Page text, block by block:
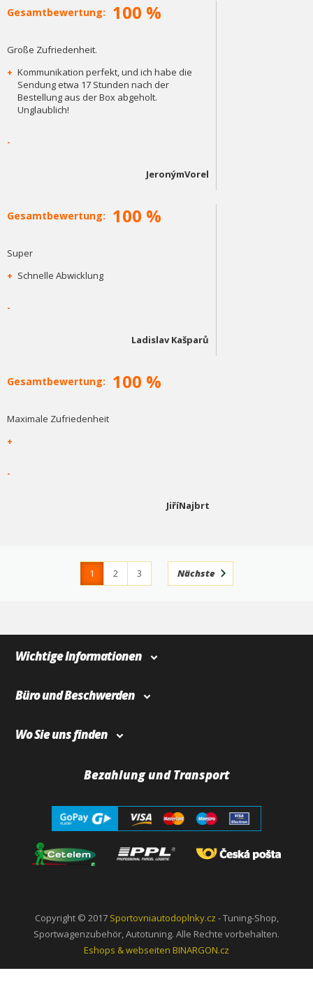
Gesamtbewertung: 100 %
Große Zufriedenheit.
+ Kommunikation perfekt, und ich habe die
Sendung etwa 17 Stunden nach der
Bestellung aus der Box abgeholt.
Unglaublich!
-
JeronýmVorel
Gesamtbewertung: 100 %
Super
+ Schnelle Abwicklung
-
Ladislav Kašparů
Gesamtbewertung: 100 %
Maximale Zufriedenheit
+
-
JiříNajbrt
1 2
3
Nächste
Wichtige Informationen
Büro und Beschwerden
Wo Sie uns finden
Bezahlung und Transport
Copyright © 2017 Sportovniautodoplnky.cz - Tuning-Shop,
Sportwagenzubehör, Autotuning. Alle Rechte vorbehalten.
Eshops & webseiten BINARGON.cz